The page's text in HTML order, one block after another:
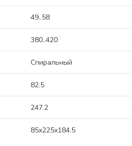
49..58
380..420
Спиральный
82.5
247.2
85x225x184.5